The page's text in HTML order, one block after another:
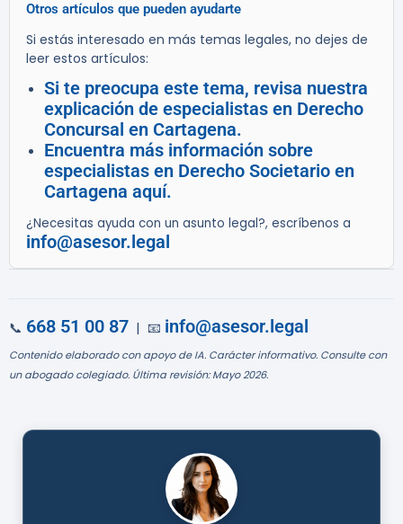
Otros artículos que pueden ayudarte
Si estás interesado en más temas legales, no dejes de
leer estos artículos:
Si te preocupa este tema, revisa nuestra
explicación de especialistas en Derecho
Concursal en Cartagena.
Encuentra más información sobre
especialistas en Derecho Societario en
Cartagena aquí.
¿Necesitas ayuda con un asunto legal?, escríbenos a
info@asesor.legal
📞 668 51 00 87 | 📧 info@asesor.legal
Contenido elaborado con apoyo de IA. Carácter informativo. Consulte con
un abogado colegiado. Última revisión: Mayo 2026.